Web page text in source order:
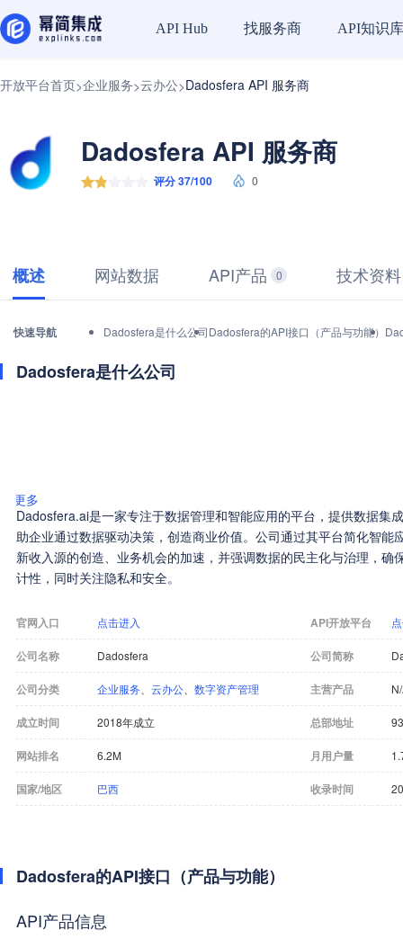
API Hub 找服务商 API知识库
开放平台首页>企业服务>云办公>Dadosfera API 服务商
Dadosfera API 服务商
评分 37/100 0
概述 网站数据 API产品 0 技术资料
快速导航 Dadosfera是什么公司Dadosfera的API接口（产品与功能）
Dadosfera是什么公司
更多
Dadosfera.ai是一家专注于数据管理和智能应用的平台，提供数据集
助企业通过数据驱动决策，创造商业价值。公司通过其平台简化智能
新收入源的创造、业务机会的加速，并强调数据的民主化与治理，确
计性，同时关注隐私和安全。
官网入口 点击进入 API开放平台
公司名称 Dadosfera 公司简称
公司分类 企业服务 云办公 数字资产管理 主营产品
成立时间 2018年成立 总部地址
网站排名 6.2M 月用户量
国家/地区 巴西 收录时间
Dadosfera的API接口（产品与功能）
API产品信息